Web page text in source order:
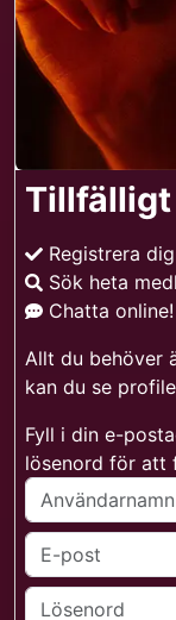
Tillfälligt
Registrera
Sök heta
Chatta online!
Allt du behöver
kan du se
Fyll i din e-
lösenord för att